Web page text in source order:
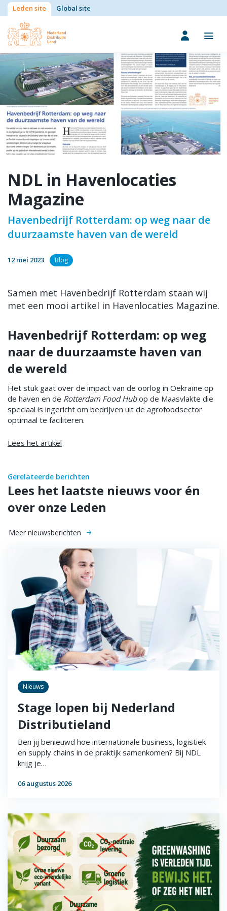
Leden site Global site
NDL in Havenlocaties
Magazine
Havenbedrijf Rotterdam: op weg naar de
duurzaamste haven van de wereld
12 mei 2023 Blog
Samen met Havenbedrijf Rotterdam staan wij
met een mooi artikel in Havenlocaties Magazine.
Havenbedrijf Rotterdam: op weg
naar de duurzaamste haven van
de wereld
Het stuk gaat over de impact van de oorlog in Oekraïne op
de haven en de Rotterdam Food Hubop de Maasvlakte die
speciaal is ingericht om bedrijven uit de agrofoodsector
optimaal te faciliteren.
Lees het artikel
Gerelateerde berichten
Lees het laatste nieuws voor én
over onze Leden
Meer nieuwsberichten
Nieuws
Stage lopen bij Nederland
Distributieland
Ben jij benieuwd hoe internationale business, logistiek
en supply chains in de praktijk samenkomen? Bij NDL
krijg je…
06 augustus 2026